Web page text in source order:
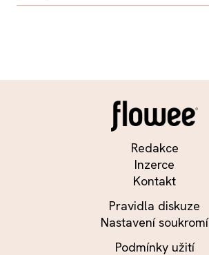
Redakce
Inzerce
Kontakt
Pravidla diskuze
Nastavení soukromí
Podmínky užití